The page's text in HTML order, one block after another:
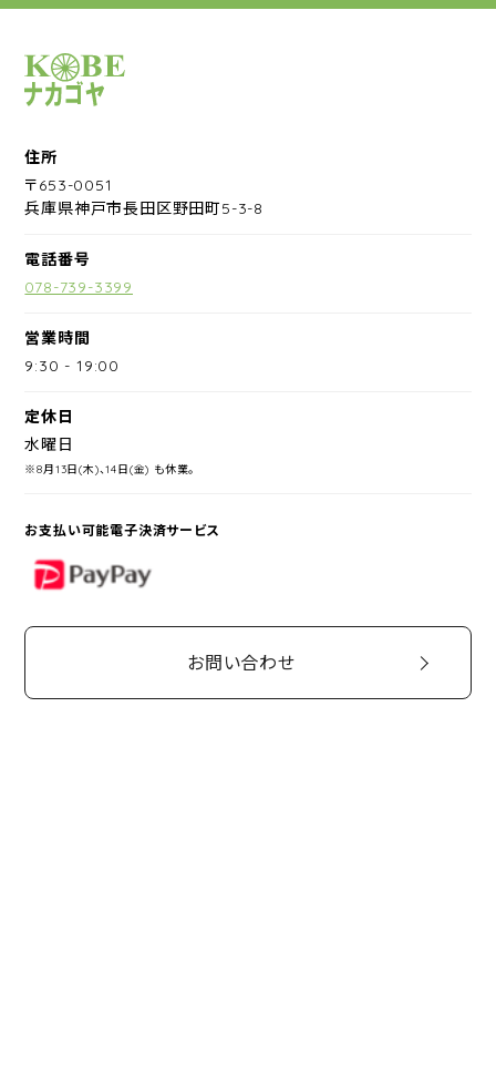
サイクルショップナカゴヤ
住所
〒653-0051
兵庫県神戸市長田区野田町5-3-8
電話番号
078-739-3399
営業時間
9:30 -19:00
定休日
水曜日
※8月13日(木)、14日(金) も休業。
お支払い可能電子決済サービス
PayPay
お問い合わせ